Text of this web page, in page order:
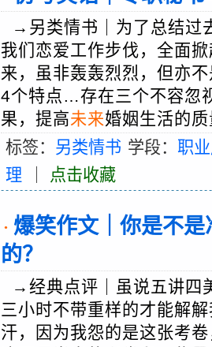
→另类情书｜为了总结过
我们恋爱工作步伐，全面
来，虽非轰轰烈烈，但亦
4个特点…存在三个不容忽
果，提高未来婚姻生活的
标签： 另类情书 学段： 职
理
点击收藏
· 爆笑作文｜你是不
的？
→经典点评｜虽说五讲四
三小时不带重样的才能解
汗，因为我怨的是这张考